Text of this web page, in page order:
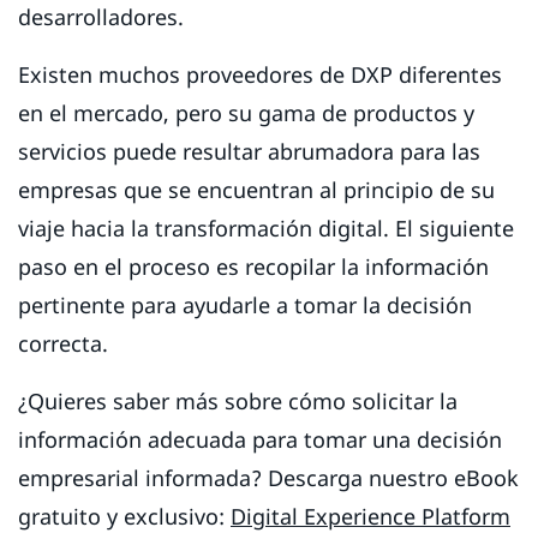
desarrolladores.
Existen muchos proveedores de DXP diferentes
en el mercado, pero su gama de productos y
servicios puede resultar abrumadora para las
empresas que se encuentran al principio de su
viaje hacia la transformación digital. El siguiente
paso en el proceso es recopilar la información
pertinente para ayudarle a tomar la decisión
correcta.
¿Quieres saber más sobre cómo solicitar la
información adecuada para tomar una decisión
empresarial informada? Descarga nuestro eBook
gratuito y exclusivo: Digital Experience Platform